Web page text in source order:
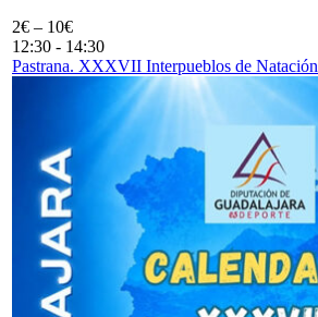
2€ – 10€
12:30 - 14:30
Pastrana. XXXVII Interpueblos de Natación